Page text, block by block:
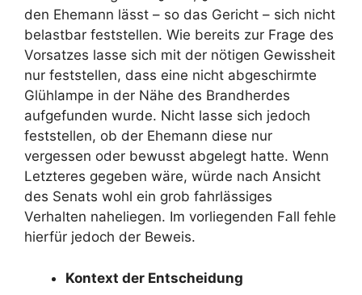
den Ehemann lässt – so das Gericht – sich nicht
belastbar feststellen. Wie bereits zur Frage des
Vorsatzes lasse sich mit der nötigen Gewissheit
nur feststellen, dass eine nicht abgeschirmte
Glühlampe in der Nähe des Brandherdes
aufgefunden wurde. Nicht lasse sich jedoch
feststellen, ob der Ehemann diese nur
vergessen oder bewusst abgelegt hatte. Wenn
Letzteres gegeben wäre, würde nach Ansicht
des Senats wohl ein grob fahrlässiges
Verhalten naheliegen. Im vorliegenden Fall fehle
hierfür jedoch der Beweis.
Kontext der Entscheidung